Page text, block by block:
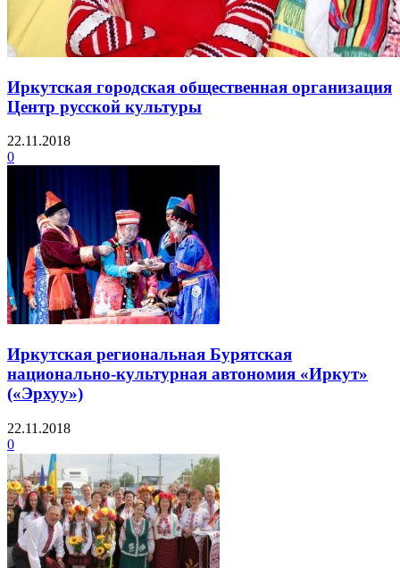
Иркутская городская общественная организация
Центр русской культуры
22.11.2018
0
Иркутская региональная Бурятская
национально-культурная автономия «Иркут»
(«Эрхуу»)
22.11.2018
0